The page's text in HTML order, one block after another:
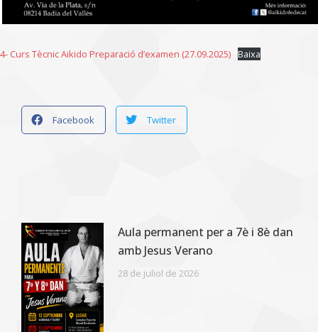
4- Curs Tècnic Aikido Preparació d’examen (27.09.2025) Baixa
Facebook Twitter
Aula permanent per a 7è i 8è dan
amb Jesus Verano
28 de juliol de 2026